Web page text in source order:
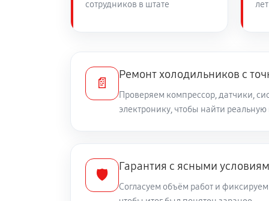
сотрудников в штате
📄
Ремонт холодильников с
Проверяем компрессор, датчики,
электронику, чтобы найти
🛡️
Гарантия с ясными
Согласуем объём работ и